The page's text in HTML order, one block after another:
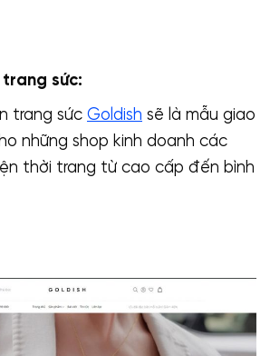
sức:
trang sức Goldish sẽ là mẫu giao
những shop kinh doanh các
thời trang từ cao cấp đến bình